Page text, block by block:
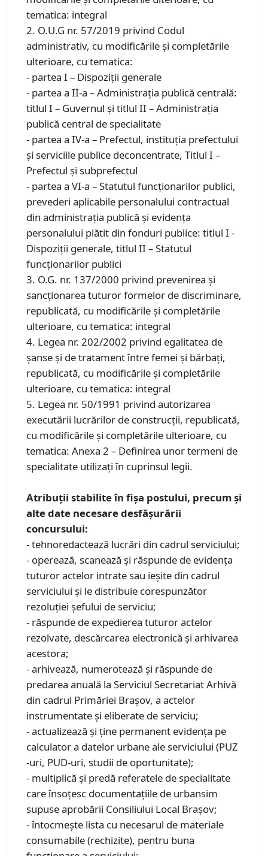
tematica: integral
2. O.U.G nr. 57/2019 privind Codul
administrativ, cu modificările şi completările
ulterioare, cu tematica:
- partea I – Dispoziții generale
- partea a II-a – Administrația publică centrală:
titlul I – Guvernul și titlul II – Administrația
publică central de specialitate
- partea a IV-a – Prefectul, instituția prefectului
și serviciile publice deconcentrate, Titlul I –
Prefectul și subprefectul
- partea a VI-a – Statutul funcționarilor publici,
prevederi aplicabile personalului contractual
din administrația publică și evidența
personalului plătit din fonduri publice: titlul I -
Dispoziții generale, titlul II – Statutul
funcționarilor publici
3. O.G. nr. 137/2000 privind prevenirea și
sancționarea tuturor formelor de discriminare,
republicată, cu modificările și completările
ulterioare, cu tematica: integral
4. Legea nr. 202/2002 privind egalitatea de
șanse și de tratament între femei și bărbați,
republicată, cu modificările și completările
ulterioare, cu tematica: integral
5. Legea nr. 50/1991 privind autorizarea
executării lucrărilor de construcţii, republicată,
cu modificările și completările ulterioare, cu
tematica: Anexa 2 – Definirea unor termeni de
specialitate utilizați în cuprinsul legii.
Atribuții stabilite în fișa postului, precum și
alte date necesare desfășurării
concursului:
- tehnoredactează lucrări din cadrul serviciului;
- operează, scanează şi răspunde de evidenţa
tuturor actelor intrate sau ieşite din cadrul
serviciului şi le distribuie corespunzător
rezoluţiei şefului de serviciu;
- răspunde de expedierea tuturor actelor
rezolvate, descărcarea electronică şi arhivarea
acestora;
- arhivează, numerotează şi răspunde de
predarea anuală la Serviciul Secretariat Arhivă
din cadrul Primăriei Braşov, a actelor
instrumentate şi eliberate de serviciu;
- actualizează şi ţine permanent evidenţa pe
calculator a datelor urbane ale serviciului (PUZ
-uri, PUD-uri, studii de oportunitate);
- multiplică şi predă referatele de specialitate
care însoţesc documentaţiile de urbansim
supuse aprobării Consiliului Local Braşov;
- întocmeşte lista cu necesarul de materiale
consumabile (rechizite), pentru buna